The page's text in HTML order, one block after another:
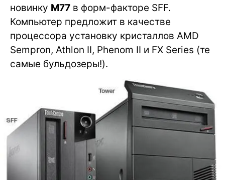
новинку M77 в форм-факторе SFF.
Компьютер предложит в качестве
процессора установку кристаллов AMD
Sempron, Athlon II, Phenom II и FX Series (те
самые бульдозеры!).